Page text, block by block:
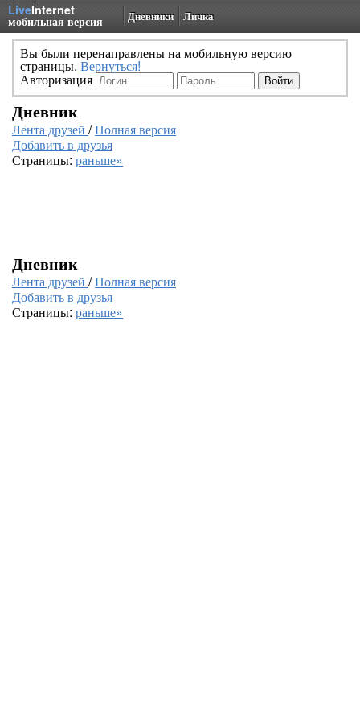
LiveInternet
мобильная версия Дневники Личка
Вы были перенаправлены на мобильную версию
страницы. Вернуться!
Авторизация
Дневник
Лента друзей /Полная версия
Добавить в друзья
Страницы: раньше»
Дневник
Лента друзей /Полная версия
Добавить в друзья
Страницы: раньше»